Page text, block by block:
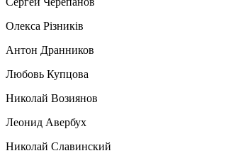
Олекса Рiзникiв
Антон Дранников
Любовь Купцова
Николай Возиянов
Леонид Авербух
Николай Славинский